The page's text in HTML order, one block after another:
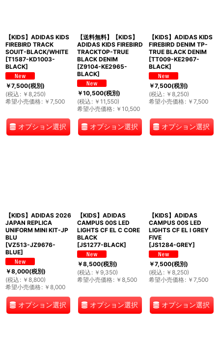
【KIDS】ADIDAS KIDS
FIREBIRD TRACK
SOUIT-BLACK/WHITE
[T1587-KD1003-
BLACK]
￥7,500(税別)
(税込 : ￥ 8,250)
希望小売価格: ￥ 7,500
オプション選択
【送料無料】【KIDS】
ADIDAS KIDS FIREBIRD
TRACKTOP-TRUE
BLACK DENIM
[Z9104-KE2965-
BLACK]
￥10,500(税別)
(税込 : ￥ 11,550)
希望小売価格: ￥ 10,500
オプション選択
【KIDS】ADIDAS KIDS
FIREBIRD DENIM TP-
TRUE BLACK DENIM
[TT009-KE2967-
BLACK]
￥7,500(税別)
(税込 : ￥ 8,250)
希望小売価格: ￥ 7,500
オプション選択
【KIDS】ADIDAS 2026
JAPAN REPLICA
UNIFORM MINI KIT-JP
BLU
[VZ513-JZ9676-
BLUE]
￥8,000(税別)
(税込 : ￥ 8,800)
希望小売価格: ￥ 8,000
オプション選択
【KIDS】ADIDAS
CAMPUS 00S LED
LIGHTS CF EL C CORE
BLACK
[JS1277-BLACK]
￥8,500(税別)
(税込 : ￥ 9,350)
希望小売価格: ￥ 8,500
オプション選択
【KIDS】ADIDAS
CAMPUS 00S LED
LIGHTS CF EL I GREY
FIVE
[JS1284-GREY]
￥7,500(税別)
(税込 : ￥ 8,250)
希望小売価格: ￥ 7,500
オプション選択